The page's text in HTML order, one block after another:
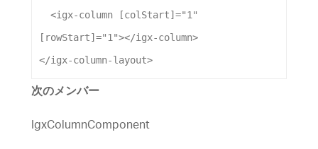
<igx-column [colStart] ="1"
[rowStart] ="1"></igx-column>
</igx-column-layout>
次のメンバー
IgxColumnComponent